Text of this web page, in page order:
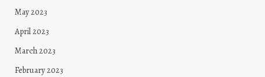
May 2023
April 2023
March 2023
February 2023